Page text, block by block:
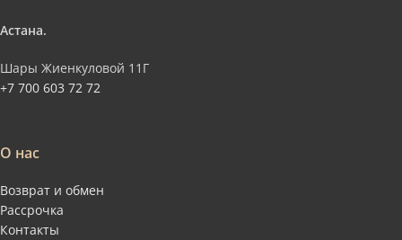
Астана.
Шары Жиенкуловой 11Г
+7 700 603 72 72
О нас
Возврат и обмен
Рассрочка
Контакты